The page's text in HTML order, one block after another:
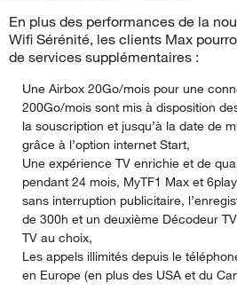
En plus des performances de la
Wifi Sérénité, les clients Max
de services supplémentaires :
Une Airbox 20Go/mois pour une
200Go/mois sont mis à disposition
la souscription et jusqu’à la date de
grâce à l’option internet Start,
Une expérience TV enrichie et de
pendant 24 mois, MyTF1 Max et
sans interruption publicitaire,
de 300h et un deuxième Décodeur
TV au choix,
Les appels illimités depuis le
en Europe (en plus des USA et du